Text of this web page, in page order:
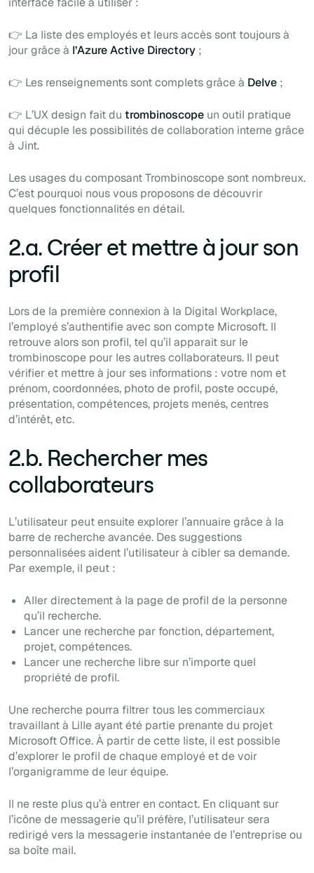
👉 La liste des employés et leurs accès sont toujours à
jour grâce à l’Azure Active Directory ;
👉 Les renseignements sont complets grâce à Delve ;
👉 L’UX design fait du trombinoscope un outil pratique
qui décuple les possibilités de collaboration interne grâce
à Jint.
Les usages du composant Trombinoscope sont nombreux.
C’est pourquoi nous vous proposons de découvrir
quelques fonctionnalités en détail.
2.a. Créer et mettre à jour son
profil
Lors de la première connexion à la Digital Workplace,
l’employé s’authentifie avec son compte Microsoft. Il
retrouve alors son profil, tel qu’il apparait sur le
trombinoscope pour les autres collaborateurs. Il peut
vérifier et mettre à jour ses informations : votre nom et
prénom, coordonnées, photo de profil, poste occupé,
présentation, compétences, projets menés, centres
d’intérêt, etc.
2.b. Rechercher mes
collaborateurs
L’utilisateur peut ensuite explorer l’annuaire grâce à la
barre de recherche avancée. Des suggestions
personnalisées aident l’utilisateur à cibler sa demande.
Par exemple, il peut :
Aller directement à la page de profil de la personne
qu’il recherche.
Lancer une recherche par fonction, département,
projet, compétences.
Lancer une recherche libre sur n’importe quel
propriété de profil.
Une recherche pourra filtrer tous les commerciaux
travaillant à Lille ayant été partie prenante du projet
Microsoft Office. À partir de cette liste, il est possible
d’explorer le profil de chaque employé et de voir
l’organigramme de leur équipe.
Il ne reste plus qu’à entrer en contact. En cliquant sur
l’icône de messagerie qu’il préfère, l’utilisateur sera
redirigé vers la messagerie instantanée de l’entreprise ou
sa boîte mail.